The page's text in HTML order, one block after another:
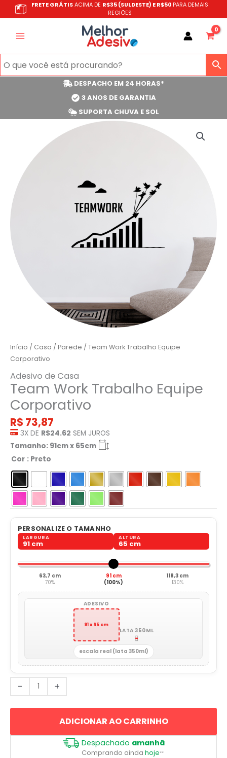
para
FRETE GRÁTISACIMA DE R$35 (SULDESTE) E R$50 PARA DEMAIS
REGIÕES
DESPACHO EM 24 HORAS*
3 ANOS DE GARANTIA
SUPORTA CHUVA E SOL
Início / Casa / Parede / Team Work Trabalho Equipe
Corporativo
Adesivo de Casa
Team Work Trabalho Equipe
Corporativo
R$ 73,87
3X DE R$24.62 SEM JUROS
Tamanho: 91cm x 65cm
Cor : Preto
PERSONALIZE O TAMANHO
LARGURA
91 cm
ALTURA
65 cm
63,7 cm
70%
91 cm
(100%)
118,3 cm
130%
ADESIVO
91 x 65 cm
LATA 350ML
escala real (lata 350ml)
-
Work
Trabalho
Corporativo
+
ADICIONAR AO CARRINHO
Despachado amanhã
Comprando ainda hoje**